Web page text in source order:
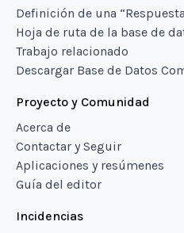
Definición de una
Hoja de ruta de la base de
Trabajo relacionado
Descargar Base de Datos
Proyecto y Comunidad
Acerca de
Contactar y Seguir
Aplicaciones y resúmenes
Guía del editor
Incidencias